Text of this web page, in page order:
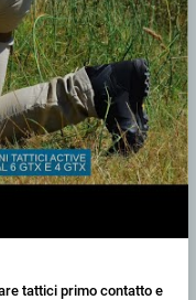
tattici primo contatto e